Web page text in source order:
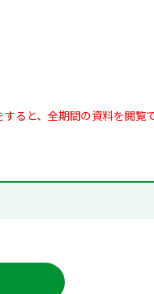
すると、全期間の資料を閲覧